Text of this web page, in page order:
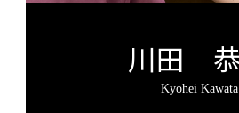
川田
Kyohei Kawata